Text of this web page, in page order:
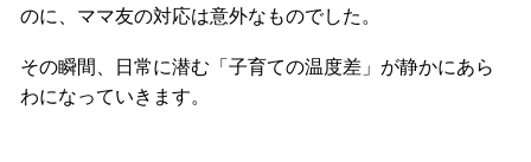
のに、ママ友の対応は意外なものでした。
その瞬間、日常に潜む「子育ての温度差」が静かにあら
わになっていきます。